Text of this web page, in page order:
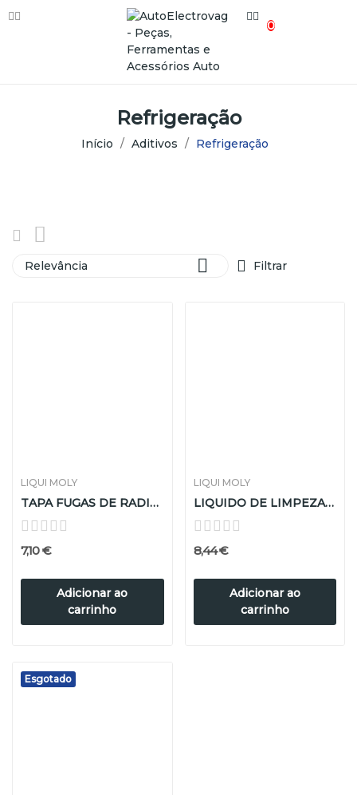
0
Refrigeração
Início Aditivos Refrigeração
Relevância  Filtrar
LIQUI MOLY
TAPA FUGAS DE RADIADOR LIQUI MOLY 150ML
7,10 €
Adicionar ao
carrinho
LIQUI MOLY
LIQUIDO DE LIMPEZA RADIADOR LIQUI MOLY 300ML
8,44 €
Adicionar ao
carrinho
Esgotado